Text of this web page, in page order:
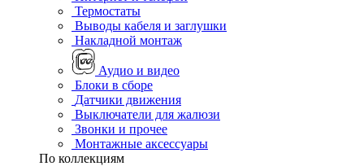
Термостаты
Выводы кабеля и заглушки
Накладной монтаж
Аудио и видео
Блоки в сборе
Датчики движения
Выключатели для жалюзи
Звонки и прочее
Монтажные аксессуары
По коллекциям